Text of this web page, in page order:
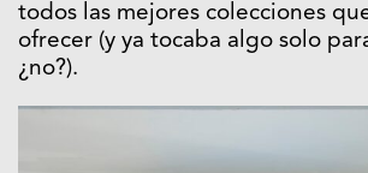
todos las mejores colecciones
ofrecer (y ya tocaba algo solo
¿no?).